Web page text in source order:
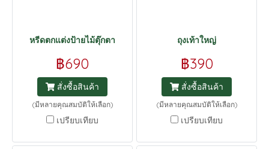
หรีดตกแต่งป้ายไม้ตุ๊กตา
฿690
สั่งซื้อสินค้า
(มีหลายคุณสมบัติให้เลือก)
เปรียบเทียบ
ถุงเท้าใหญ่
฿390
สั่งซื้อสินค้า
(มีหลายคุณสมบัติให้เลือก)
เปรียบเทียบ